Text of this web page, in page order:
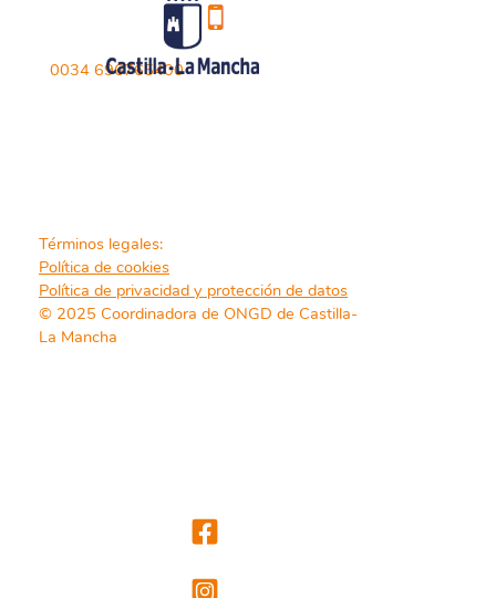
0034 696765400
Términos legales:
Política de cookies
Política de privacidad y protección de datos
© 2025 Coordinadora de ONGD de Castilla-
La Mancha